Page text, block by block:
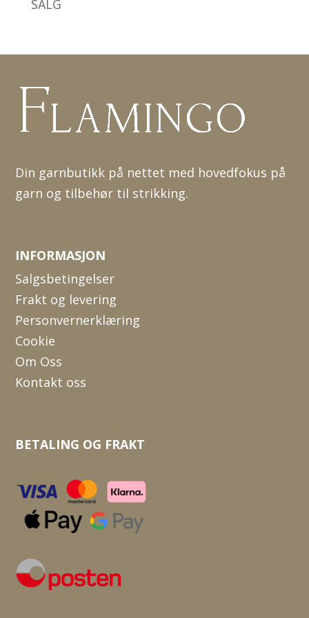
SALG
Din garnbutikk på nettet med hovedfokus på
garn og tilbehør til strikking.
INFORMASJON
Salgsbetingelser
Frakt og levering
Personvernerklæring
Cookie
Om Oss
Kontakt oss
BETALING OG FRAKT